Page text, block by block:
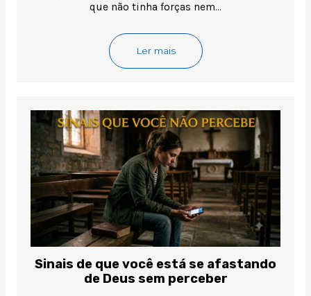
que não tinha forças nem…
Ler mais
Sinais de que você está se afastando
de Deus sem perceber